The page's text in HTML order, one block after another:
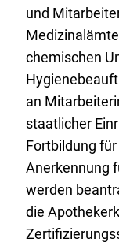
und
chemischen
an
staatlicher
Fortbildung
Anerkennung
werden
die